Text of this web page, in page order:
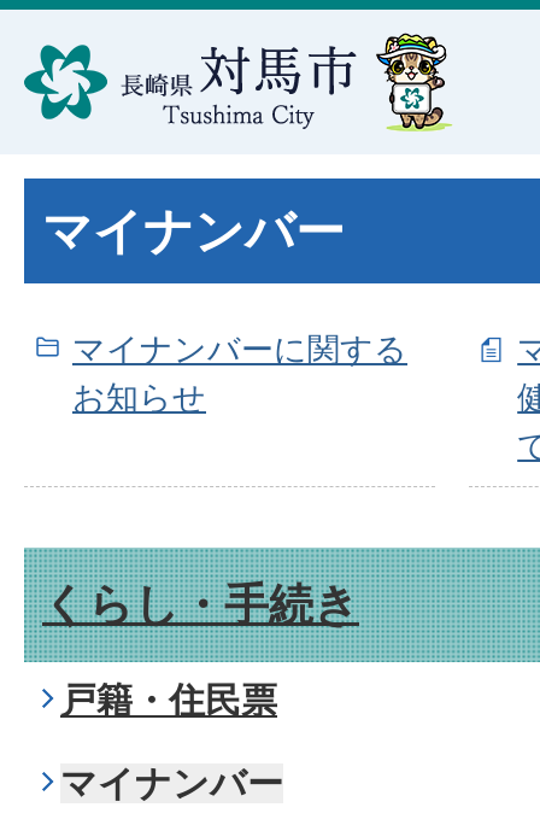
マイナンバー
マイナンバーに関する
お知らせ
くらし・手続き
戸籍・住民票
マイナンバー